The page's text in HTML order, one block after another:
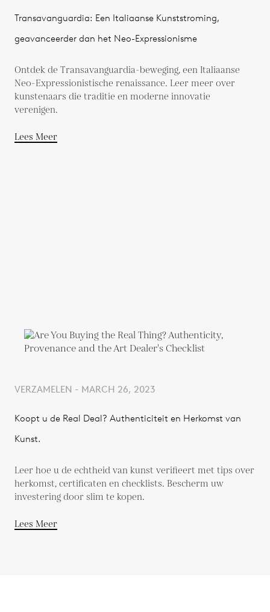
Transavanguardia: Een Italiaanse Kunststroming,
geavanceerder dan het Neo-Expressionisme
Ontdek de Transavanguardia-beweging, een Italiaanse
Neo-Expressionistische renaissance. Leer meer over
kunstenaars die traditie en moderne innovatie
verenigen.
Lees Meer
VERZAMELEN - MARCH 26, 2023
Koopt u de Real Deal? Authenticiteit en Herkomst van
Kunst.
Leer hoe u de echtheid van kunst verifieert met tips over
herkomst, certificaten en checklists. Bescherm uw
investering door slim te kopen.
Lees Meer